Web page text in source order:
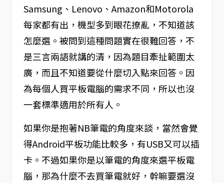
Samsung、Lenovo、Amazon和Motorola
每家都有出，機型多到眼花撩亂，不知道該
怎麼選。被問到這種問題實在很難回答，不
是三言兩語就講的清，因為題目牽扯範圍太
廣，而且不知道要從什麼切入點來回答。因
為每個人買平板電腦的需求不同，所以也沒
一套標準適用於所有人。
如果你是抱著NB筆電的角度來談，當然會覺
得Android平板功能比較多，有USB又可以插
卡。不過如果你是以筆電的角度來選平板電
腦，那為什麼不去買筆電就好，幹嘛要選沒